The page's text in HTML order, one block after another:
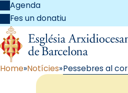
Agenda
Fes un donatiu
Home Notícies Pessebres al